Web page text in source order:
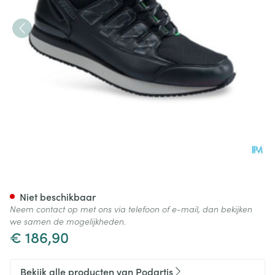
€ 186,90
Niet beschikbaar
Neem contact op met ons via telefoon of e-mail, dan bekijken
we samen de mogelijkheden.
Bekijk alle producten van Podartis